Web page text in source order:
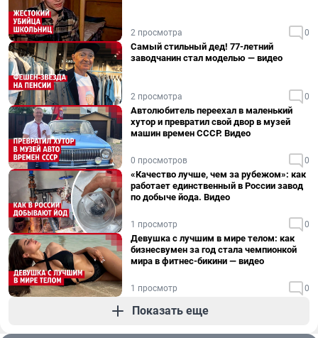
2 просмотра 0
Самый стильный дед! 77-летний
заводчанин стал моделью — видео
2 просмотра 0
Автолюбитель переехал в маленький
хутор и превратил свой двор в музей
машин времен СССР. Видео
0 просмотров 0
«Качество лучше, чем за рубежом»: как
работает единственный в России завод
по добыче йода. Видео
1 просмотр 0
Девушка с лучшим в мире телом: как
бизнесвумен за год стала чемпионкой
мира в фитнес-бикини — видео
1 просмотр 0
Показать еще